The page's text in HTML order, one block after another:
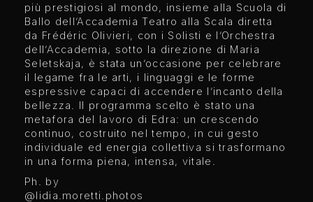
più prestigiosi al mondo, insieme alla Scuola di
Ballo dell’Accademia Teatro alla Scala diretta
da Frédéric Olivieri, con i Solisti e l’Orchestra
dell’Accademia, sotto la direzione di Maria
Seletskaja, è stata un’occasione per celebrare
il legame fra le arti, i linguaggi e le forme
espressive capaci di accendere l’incanto della
bellezza. Il programma scelto è stato una
metafora del lavoro di Edra: un crescendo
continuo, costruito nel tempo, in cui gesto
individuale ed energia collettiva si trasformano
in una forma piena, intensa, vitale.
Ph. by
@lidia.moretti.photos